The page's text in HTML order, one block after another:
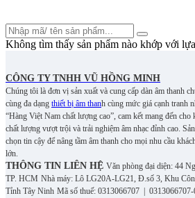
Không tìm thấy sản phẩm nào khớp với
CÔNG TY TNHH VŨ HỒNG MINH
Chúng tôi là đơn vị sản xuất và cung cấp dàn âm thanh
cùng đa dạng thiết bị âm thanh cùng mức giá cạnh tranh
“Hàng Việt Nam chất lượng cao”, cam kết mang đến cho
chất lượng vượt trội và trải nghiệm âm nhạc đỉnh cao. S
chọn tin cậy để nâng tầm âm thanh cho mọi nhu cầu
lớn.
THÔNG TIN LIÊN HỆ Văn phòng đại diện: 44
TP. HCM Nhà máy: Lô LG20A-LG21, Đ.số 3, Khu
Tỉnh Tây Ninh Mã số thuế: 0313066707 | 0313066707-